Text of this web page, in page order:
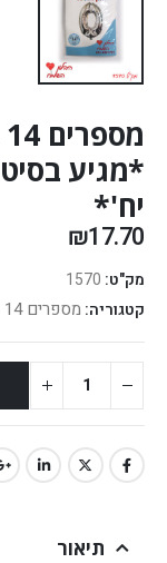
יח'*
₪17.70
מק"ט: 1570
קטגוריה: מספרים 14 אינץ' (לאוויר בלבד)
תיאור